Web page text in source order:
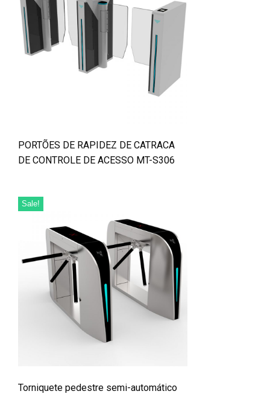
PORTÕES DE RAPIDEZ DE CATRACA
DE CONTROLE DE ACESSO MT-S306
Sale!
Torniquete pedestre semi-automático